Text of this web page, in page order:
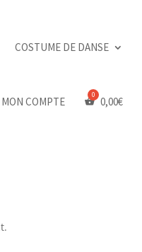
COSTUME DE DANSE
MON COMPTE 0,00€